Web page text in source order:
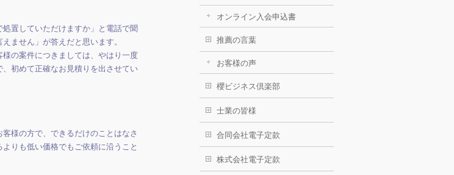
置していただけますか」と電話で聞
ません」が答えだと思います。
の案件につきましては、やはり一度
初めて正確なお見積りを出させてい
様の方で、できるだけのことはなさ
りも低い価格でもご依頼に沿うこと
オンライン入会申込書
推薦の言葉
お客様の声
櫻ビジネス倶楽部
士業の皆様
合同会社電子定款
株式会社電子定款